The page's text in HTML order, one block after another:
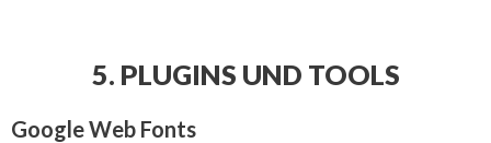
5. PLUGINS UND TOOLS
Google Web Fonts